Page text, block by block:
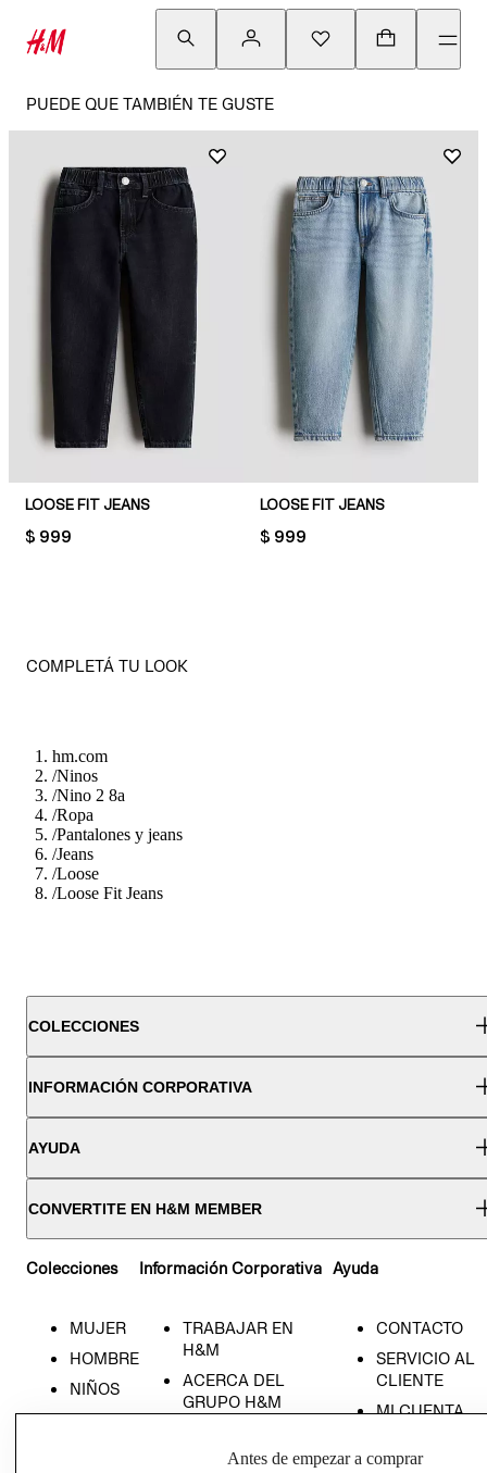
PUEDE QUE TAMBIÉN TE GUSTE
LOOSE FIT JEANS
PRICE:
$ 999
LOOSE FIT JEANS
PRICE:
$ 999
COMPLETÁ TU LOOK
hm.com
/Ninos
/Nino 2 8a
/Ropa
/Pantalones y jeans
/Jeans
/Loose
/Loose Fit Jeans
COLECCIONES
INFORMACIÓN CORPORATIVA
AYUDA
CONVERTITE EN H&M MEMBER
Colecciones
MUJER
HOMBRE
NIÑOS
HOME
Información Corporativa
TRABAJAR EN
H&M
ACERCA DEL
GRUPO H&M
SOCIAL
Ayuda
CONTACTO
SERVICIO AL
CLIENTE
MI CUENTA
TIENDAS
Antes de empezar a comprar